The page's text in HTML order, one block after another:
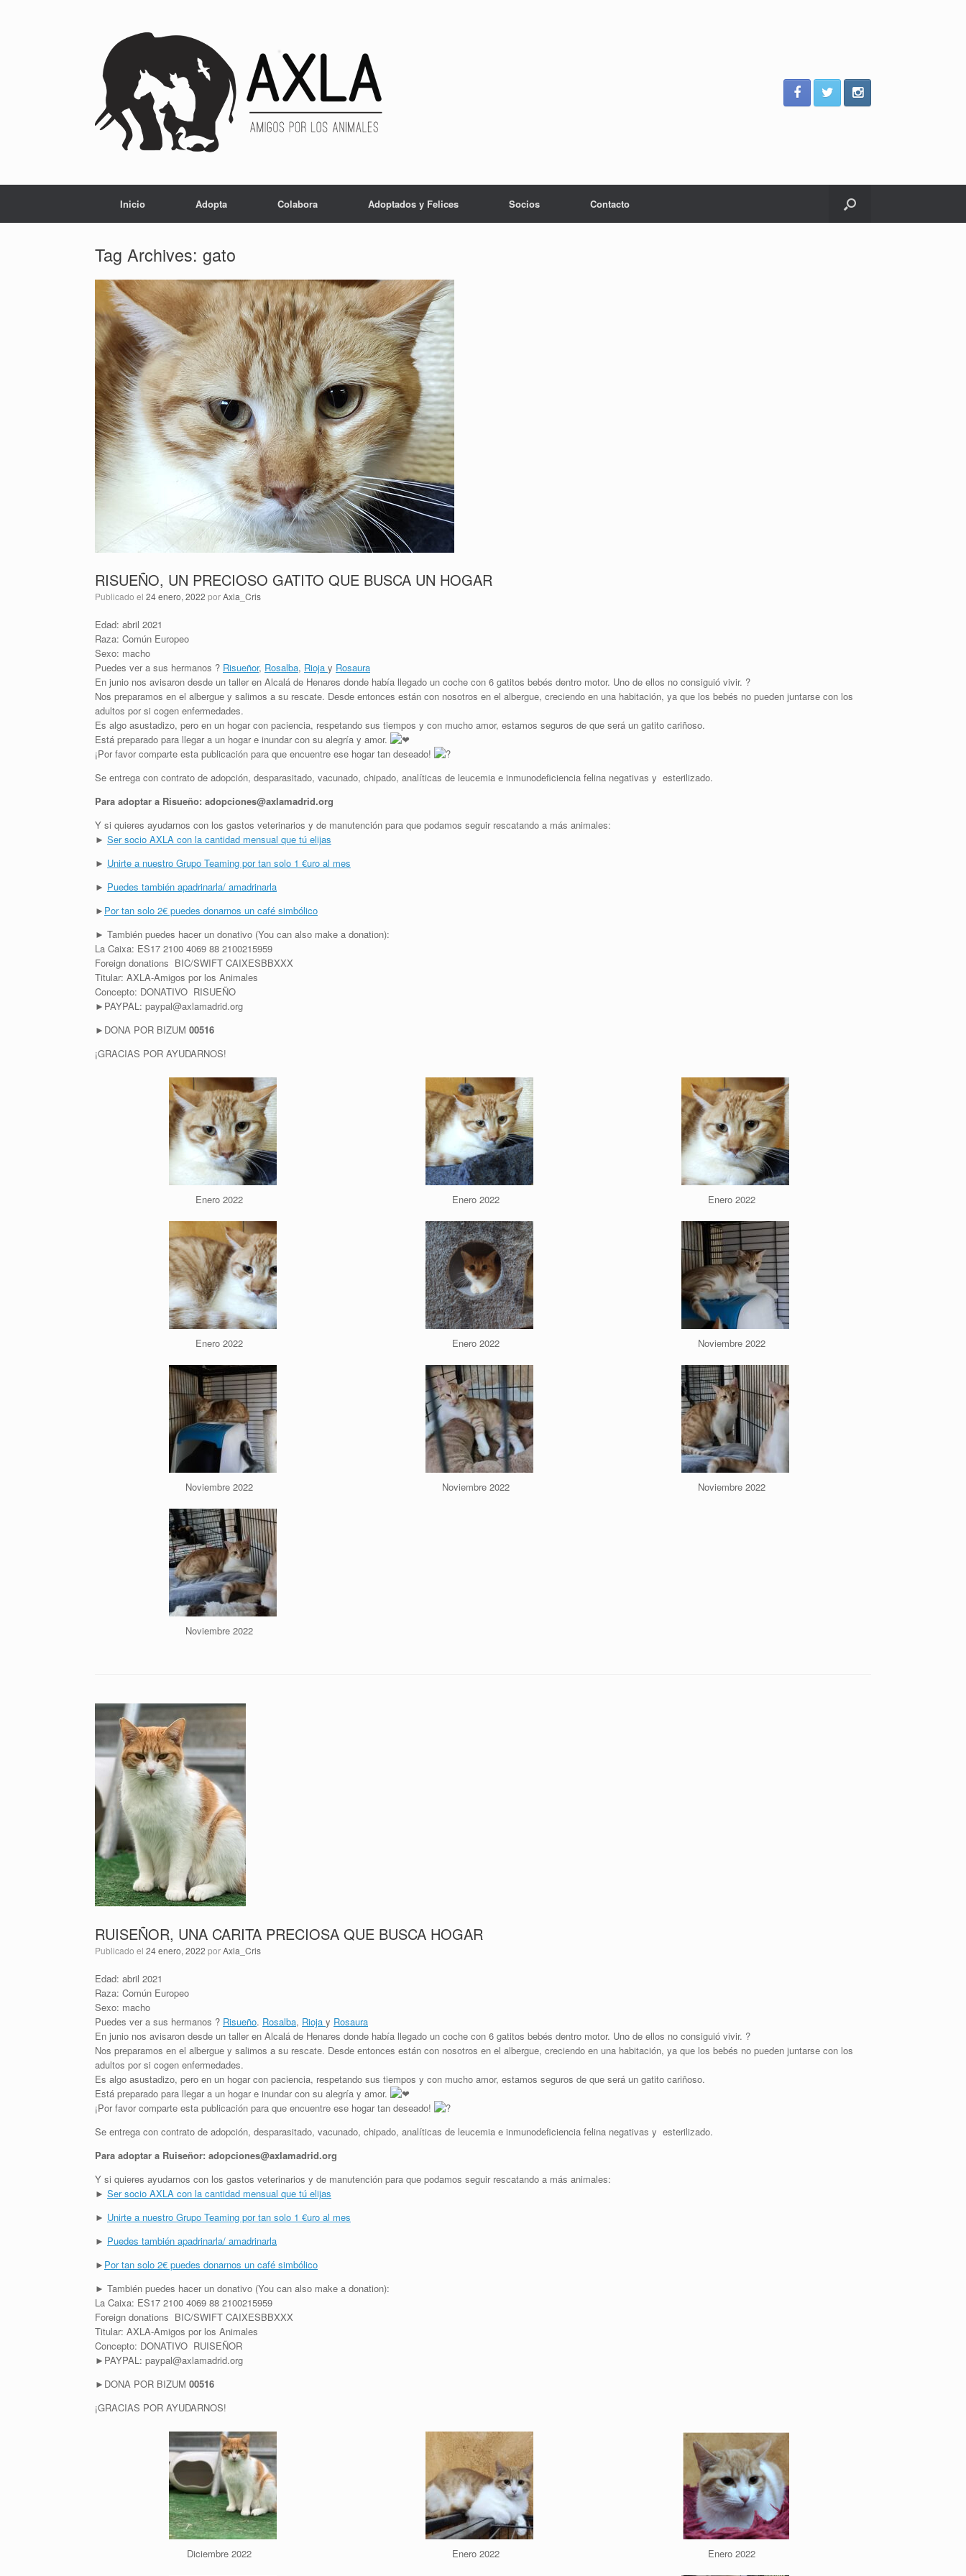
Inicio Adopta Colabora Adoptados y Felices Socios Contacto
Tag Archives: gato
RISUEÑO, UN PRECIOSO GATITO QUE BUSCA UN HOGAR
Publicado el 24 enero, 2022 porAxla_Cris
Edad: abril 2021
Raza: Común Europeo
Sexo: macho
Puedes ver a sus hermanos ? Risueñor, Rosalba, Rioja y Rosaura
En junio nos avisaron desde un taller en Alcalá de Henares donde había llegado un coche con 6 gatitos bebés dentro motor. Uno de ellos no consiguió vivir. ?
Nos preparamos en el albergue y salimos a su rescate. Desde entonces están con nosotros en el albergue, creciendo en una habitación, ya que los bebés no pueden juntarse con los
adultos por si cogen enfermedades.
Es algo asustadizo, pero en un hogar con paciencia, respetando sus tiempos y con mucho amor, estamos seguros de que será un gatito cariñoso.
Está preparado para llegar a un hogar e inundar con su alegría y amor.
¡Por favor comparte esta publicación para que encuentre ese hogar tan deseado!
Se entrega con contrato de adopción, desparasitado, vacunado, chipado, analíticas de leucemia e inmunodeficiencia felina negativas y esterilizado.
Para adoptar a Risueño: adopciones@axlamadrid.org
Y si quieres ayudarnos con los gastos veterinarios y de manutención para que podamos seguir rescatando a más animales:
► Ser socio AXLA con la cantidad mensual que tú elijas
► Unirte a nuestro Grupo Teaming por tan solo 1 €uro al mes
► Puedes también apadrinarla/ amadrinarla
► Por tan solo 2€ puedes donarnos un café simbólico
► También puedes hacer un donativo (You can also make a donation):
La Caixa: ES17 2100 4069 88 2100215959
Foreign donations BIC/SWIFT CAIXESBBXXX
Titular: AXLA-Amigos por los Animales
Concepto: DONATIVO RISUEÑO
►PAYPAL: paypal@axlamadrid.org
►DONA POR BIZUM 00516
¡GRACIAS POR AYUDARNOS!
Enero 2022 Enero 2022 Enero 2022
Enero 2022 Enero 2022 Noviembre 2022
Noviembre 2022 Noviembre 2022 Noviembre 2022
Noviembre 2022
RUISEÑOR, UNA CARITA PRECIOSA QUE BUSCA HOGAR
Publicado el 24 enero, 2022 porAxla_Cris
Edad: abril 2021
Raza: Común Europeo
Sexo: macho
Puedes ver a sus hermanos ? Risueño. Rosalba, Rioja y Rosaura
En junio nos avisaron desde un taller en Alcalá de Henares donde había llegado un coche con 6 gatitos bebés dentro motor. Uno de ellos no consiguió vivir. ?
Nos preparamos en el albergue y salimos a su rescate. Desde entonces están con nosotros en el albergue, creciendo en una habitación, ya que los bebés no pueden juntarse con los
adultos por si cogen enfermedades.
Es algo asustadizo, pero en un hogar con paciencia, respetando sus tiempos y con mucho amor, estamos seguros de que será un gatito cariñoso.
Está preparado para llegar a un hogar e inundar con su alegría y amor.
¡Por favor comparte esta publicación para que encuentre ese hogar tan deseado!
Se entrega con contrato de adopción, desparasitado, vacunado, chipado, analíticas de leucemia e inmunodeficiencia felina negativas y esterilizado.
Para adoptar a Ruiseñor: adopciones@axlamadrid.org
Y si quieres ayudarnos con los gastos veterinarios y de manutención para que podamos seguir rescatando a más animales:
► Ser socio AXLA con la cantidad mensual que tú elijas
► Unirte a nuestro Grupo Teaming por tan solo 1 €uro al mes
► Puedes también apadrinarla/ amadrinarla
► Por tan solo 2€ puedes donarnos un café simbólico
► También puedes hacer un donativo (You can also make a donation):
La Caixa: ES17 2100 4069 88 2100215959
Foreign donations BIC/SWIFT CAIXESBBXXX
Titular: AXLA-Amigos por los Animales
Concepto: DONATIVO RUISEÑOR
►PAYPAL: paypal@axlamadrid.org
►DONA POR BIZUM 00516
¡GRACIAS POR AYUDARNOS!
Diciembre 2022 Enero 2022 Enero 2022